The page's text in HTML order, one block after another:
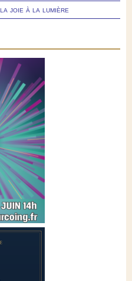
joie à la lumière